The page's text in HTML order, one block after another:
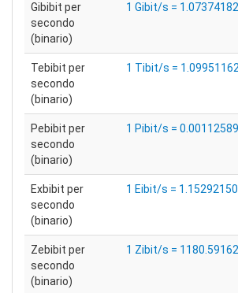
Gibibit per
secondo
(binario)
1 Gibit/s =
Tebibit per
secondo
(binario)
1 Tibit/s =
Pebibit per
secondo
(binario)
1 Pibit/s =
Exbibit per
secondo
(binario)
1 Eibit/s =
Zebibit per
secondo
(binario)
1 Zibit/s =